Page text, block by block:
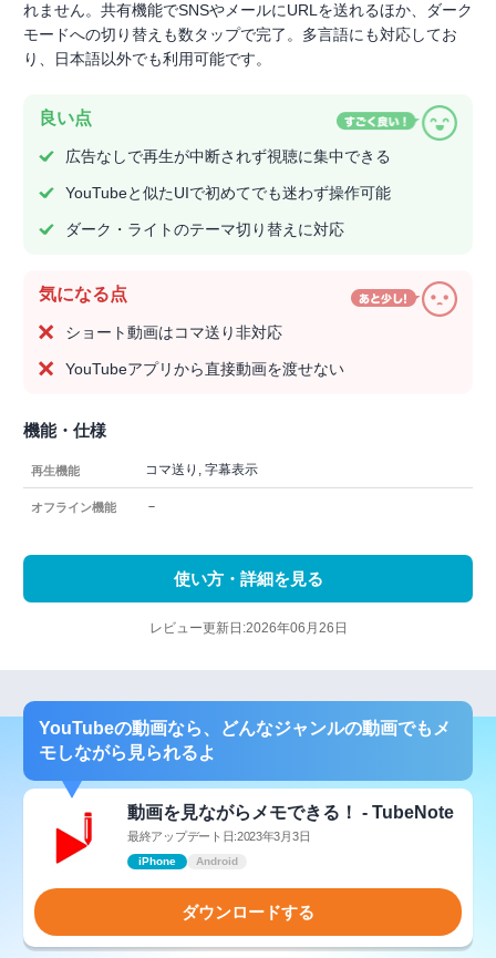
れません。共有機能でSNSやメールにURLを送れるほか、ダーク
モードへの切り替えも数タップで完了。多言語にも対応してお
り、日本語以外でも利用可能です。
良い点
広告なしで再生が中断されず視聴に集中できる
YouTubeと似たUIで初めてでも迷わず操作可能
ダーク・ライトのテーマ切り替えに対応
気になる点
ショート動画はコマ送り非対応
YouTubeアプリから直接動画を渡せない
機能・仕様
再生機能 コマ送り, 字幕表示
オフライン機能 －
使い方・詳細を見る
レビュー更新日:2026年06月26日
YouTubeの動画なら、どんなジャンルの動画でもメ
モしながら見られるよ
動画を見ながらメモできる！ - TubeNote
最終アップデート日:2023年3月3日
iPhone Android
ダウンロードする